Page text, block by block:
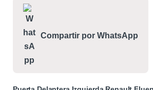
Compartir por WhatsApp